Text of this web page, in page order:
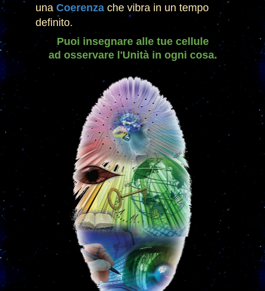
una Coerenzache vibra in un tempo
definito.
Puoi insegnare alle tue cellule
ad osservare l'Unità in ogni cosa.